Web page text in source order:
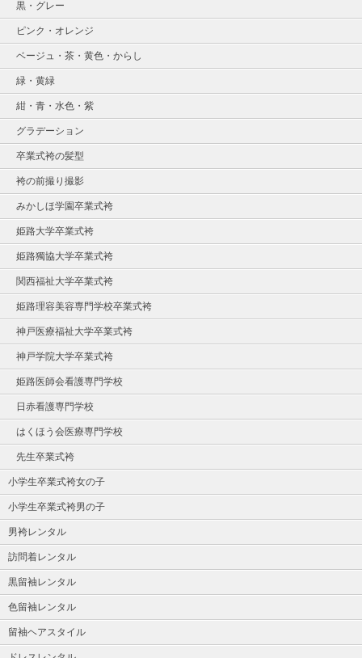
黒・グレー
ピンク・オレンジ
ベージュ・茶・黄色・からし
緑・黄緑
紺・青・水色・紫
グラデーション
卒業式袴の髪型
袴の前撮り撮影
みかしほ学園卒業式袴
姫路大学卒業式袴
姫路獨協大学卒業式袴
関西福祉大学卒業式袴
姫路理容美容専門学校卒業式袴
神戸医療福祉大学卒業式袴
神戸学院大学卒業式袴
姫路医師会看護専門学校
日赤看護専門学校
はくほう会医療専門学校
先生卒業式袴
小学生卒業式袴女の子
小学生卒業式袴男の子
男袴レンタル
訪問着レンタル
黒留袖レンタル
色留袖レンタル
留袖ヘアスタイル